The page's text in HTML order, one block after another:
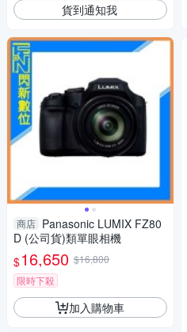
貨到通知我
商店 Panasonic LUMIX FZ80
D (公司貨)類單眼相機
$16,650 $16,800
限時下殺
加入購物車